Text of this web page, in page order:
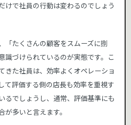
けで社員の行動は変わるのでしょう
「たくさんの顧客をスムーズに捌
識づけられているのが実態です。こ
きた社員は、効率よくオペレーショ
て評価する側の店長も効率を重視す
るでしょうし、通常、評価基準にも
多いと言えます。